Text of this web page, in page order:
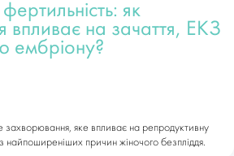
як
впливає на зачаття, ЕКЗ
ембріону?
захворювання, яке впливає на репродуктивну
найпоширеніших причин жіночого безпліддя.